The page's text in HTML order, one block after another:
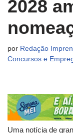
2028
por Redação
Concursos e
Uma notícia de